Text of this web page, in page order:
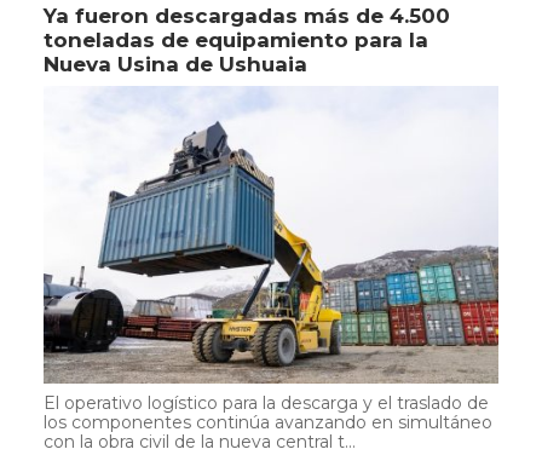
Ya fueron descargadas más de 4.500
toneladas de equipamiento para la
Nueva Usina de Ushuaia
El operativo logístico para la descarga y el traslado de
los componentes continúa avanzando en simultáneo
con la obra civil de la nueva central t...